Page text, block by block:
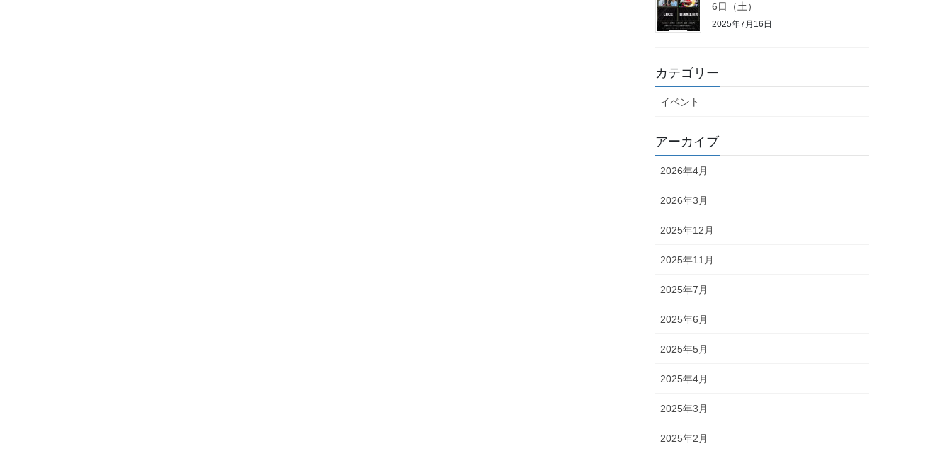
6日（土）
2025年7月16日
カテゴリー
イベント
アーカイブ
2026年4月
2026年3月
2025年12月
2025年11月
2025年7月
2025年6月
2025年5月
2025年4月
2025年3月
2025年2月